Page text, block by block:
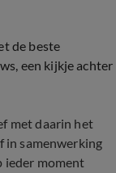
de beste
een kijkje achter
met daarin het
in samenwerking
ieder moment